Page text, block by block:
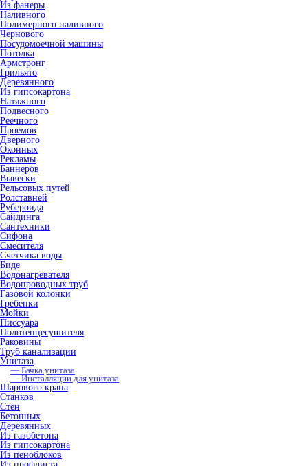
Из фанеры
Наливного
Полимерного наливного
Чернового
Посудомоечной машины
Потолка
Армстронг
Грильято
Деревянного
Из гипсокартона
Натяжного
Подвесного
Реечного
Проемов
Дверного
Оконных
Рекламы
Баннеров
Вывески
Рельсовых путей
Ролставней
Рубероида
Сайдинга
Сантехники
Cифона
Cмесителя
Cчетчика воды
Биде
Водонагревателя
Водопроводных труб
Газовой колонки
Гребенки
Мойки
Писсуара
Полотенцесушителя
Раковины
Труб канализации
Унитаза
— Бачка унитаза
— Инсталляции для унитаза
Шарового крана
Станков
Стен
Бетонных
Деревянных
Из газобетона
Из гипсокартона
Из пеноблоков